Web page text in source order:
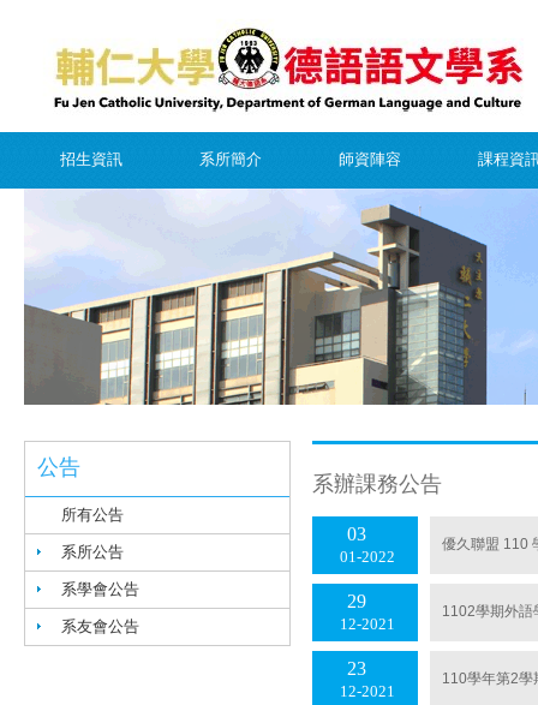
招生資訊 系所簡介 師資陣容 課程資
公告
所有公告
系所公告
系學會公告
系友會公告
系辦課務公告
01 2022
03 優久聯盟 110
12 2021
29 1102學期外語
12 2021
23 110學年第2學